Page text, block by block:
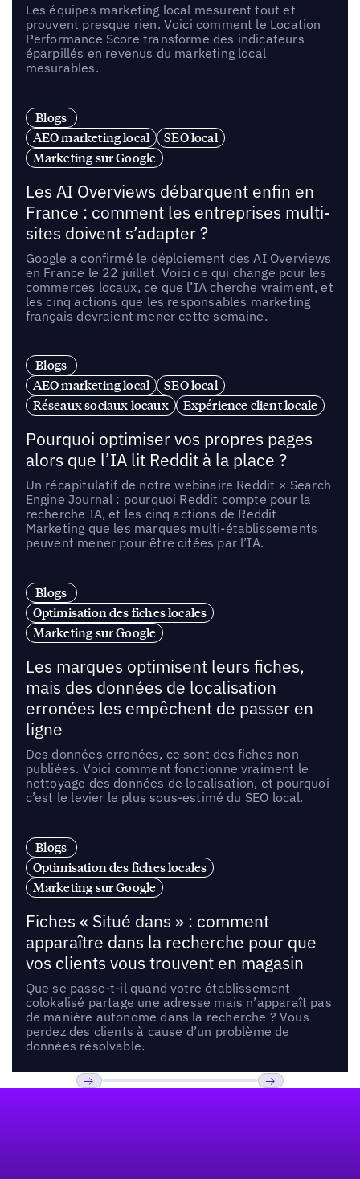
Les équipes marketing local mesurent tout et
prouvent presque rien. Voici comment le Location
Performance Score transforme des indicateurs
éparpillés en revenus du marketing local
mesurables.
Blogs
AEO marketing local
SEO local
Marketing sur Google
Les AI Overviews débarquent enfin en
France : comment les entreprises multi-
sites doivent s’adapter ?
Google a confirmé le déploiement des AI Overviews
en France le 22 juillet. Voici ce qui change pour les
commerces locaux, ce que l’IA cherche vraiment, et
les cinq actions que les responsables marketing
français devraient mener cette semaine.
Blogs
AEO marketing local
SEO local
Réseaux sociaux locaux
Expérience client locale
Pourquoi optimiser vos propres pages
alors que l’IA lit Reddit à la place ?
Un récapitulatif de notre webinaire Reddit × Search
Engine Journal : pourquoi Reddit compte pour la
recherche IA, et les cinq actions de Reddit
Marketing que les marques multi-établissements
peuvent mener pour être citées par l’IA.
Blogs
Optimisation des fiches locales
Marketing sur Google
Les marques optimisent leurs fiches,
mais des données de localisation
erronées les empêchent de passer en
ligne
Des données erronées, ce sont des fiches non
publiées. Voici comment fonctionne vraiment le
nettoyage des données de localisation, et pourquoi
c’est le levier le plus sous-estimé du SEO local.
Blogs
Optimisation des fiches locales
Marketing sur Google
Fiches « Situé dans » : comment
apparaître dans la recherche pour que
vos clients vous trouvent en magasin
Que se passe-t-il quand votre établissement
colokalisé partage une adresse mais n’apparaît pas
de manière autonome dans la recherche ? Vous
perdez des clients à cause d’un problème de
données résolvable.